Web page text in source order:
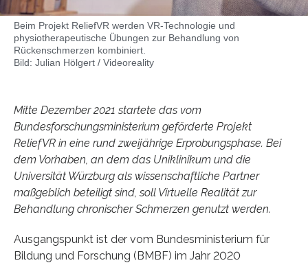
Beim Projekt ReliefVR werden VR-Technologie und
physiotherapeutische Übungen zur Behandlung von
Rückenschmerzen kombiniert.
Bild: Julian Hölgert / Videoreality
Mitte Dezember 2021 startete das vom
Bundesforschungsministerium geförderte Projekt
ReliefVR in eine rund zweijährige Erprobungsphase. Bei
dem Vorhaben, an dem das Uniklinikum und die
Universität Würzburg als wissenschaftliche Partner
maßgeblich beteiligt sind, soll Virtuelle Realität zur
Behandlung chronischer Schmerzen genutzt werden.
Ausgangspunkt ist der vom Bundesministerium für
Bildung und Forschung (BMBF) im Jahr 2020